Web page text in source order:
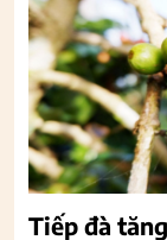
Tiếp đà